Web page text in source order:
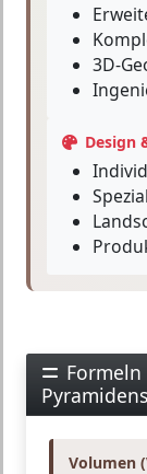
3D-
Design
Volumen